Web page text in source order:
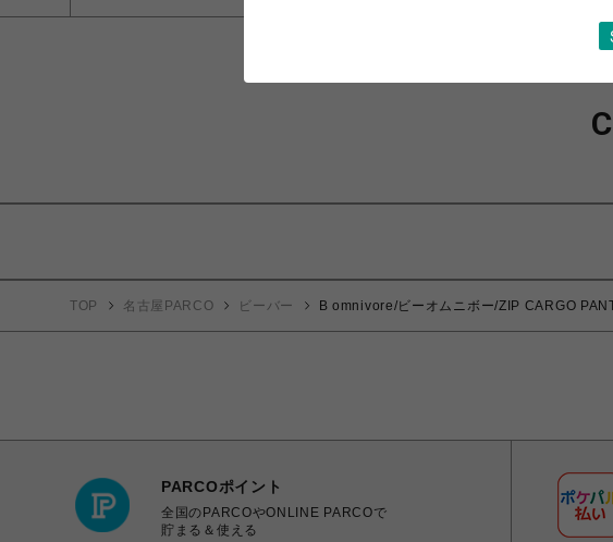
TOP 名古屋PARCO ビーバー B omnivore/ビーオムニボー/ZIP CARGO
PARCOポイント
全国のPARCOやONLINE PARCOで
貯まる＆使える